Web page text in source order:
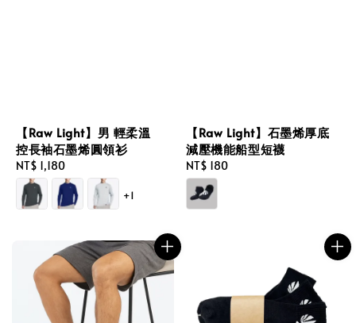
【Raw Light】男 輕柔溫
控長袖石墨烯圓領衫
Regular
price
NT$ 1,180
+1
【Raw Light】石墨烯厚底
減壓機能船型短襪
Regular
price
NT$ 180